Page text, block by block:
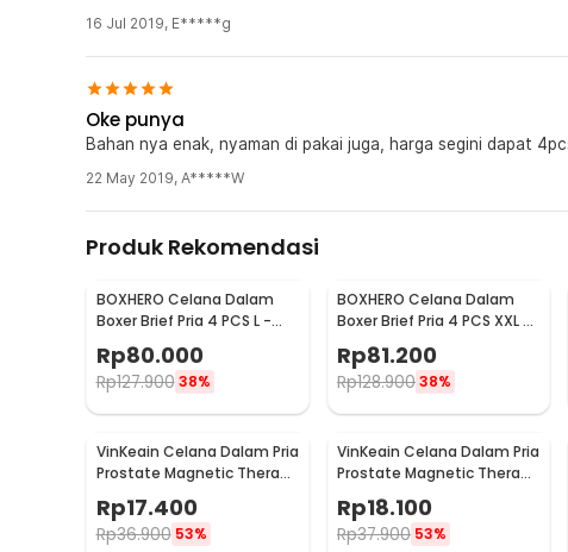
16 Jul 2019, E*****g
Oke punya
Bahan nya enak, nyaman di pakai juga, harga segini dapat
22 May 2019, A*****W
Produk Rekomendasi
BOXHERO Celana Dalam
Boxer Brief Pria 4 PCS L -
MU0015
Rp80.000
Rp127.900 38%
BOXHERO Celana Dalam
Boxer Brief Pria 4 PCS XXL -
MU0015
Rp81.200
Rp128.90038%
VinKeain Celana Dalam Pria
Prostate Magnetic Therapy
Rp17.400
Rp36.900 53%
VinKeain Celana Dalam Pria
Prostate Magnetic Therapy
L - A004
Rp18.100
Rp37.900 53%